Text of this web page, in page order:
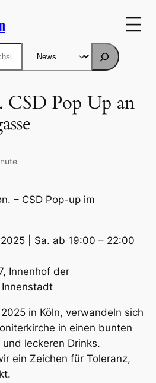
CSD Pop Up an
– CSD Pop-up im
| Sa. ab 19:00 – 22:00
Innenhof der
in Köln, verwandeln sich
in einen bunten
leckeren Drinks.
ein Zeichen für Toleranz,